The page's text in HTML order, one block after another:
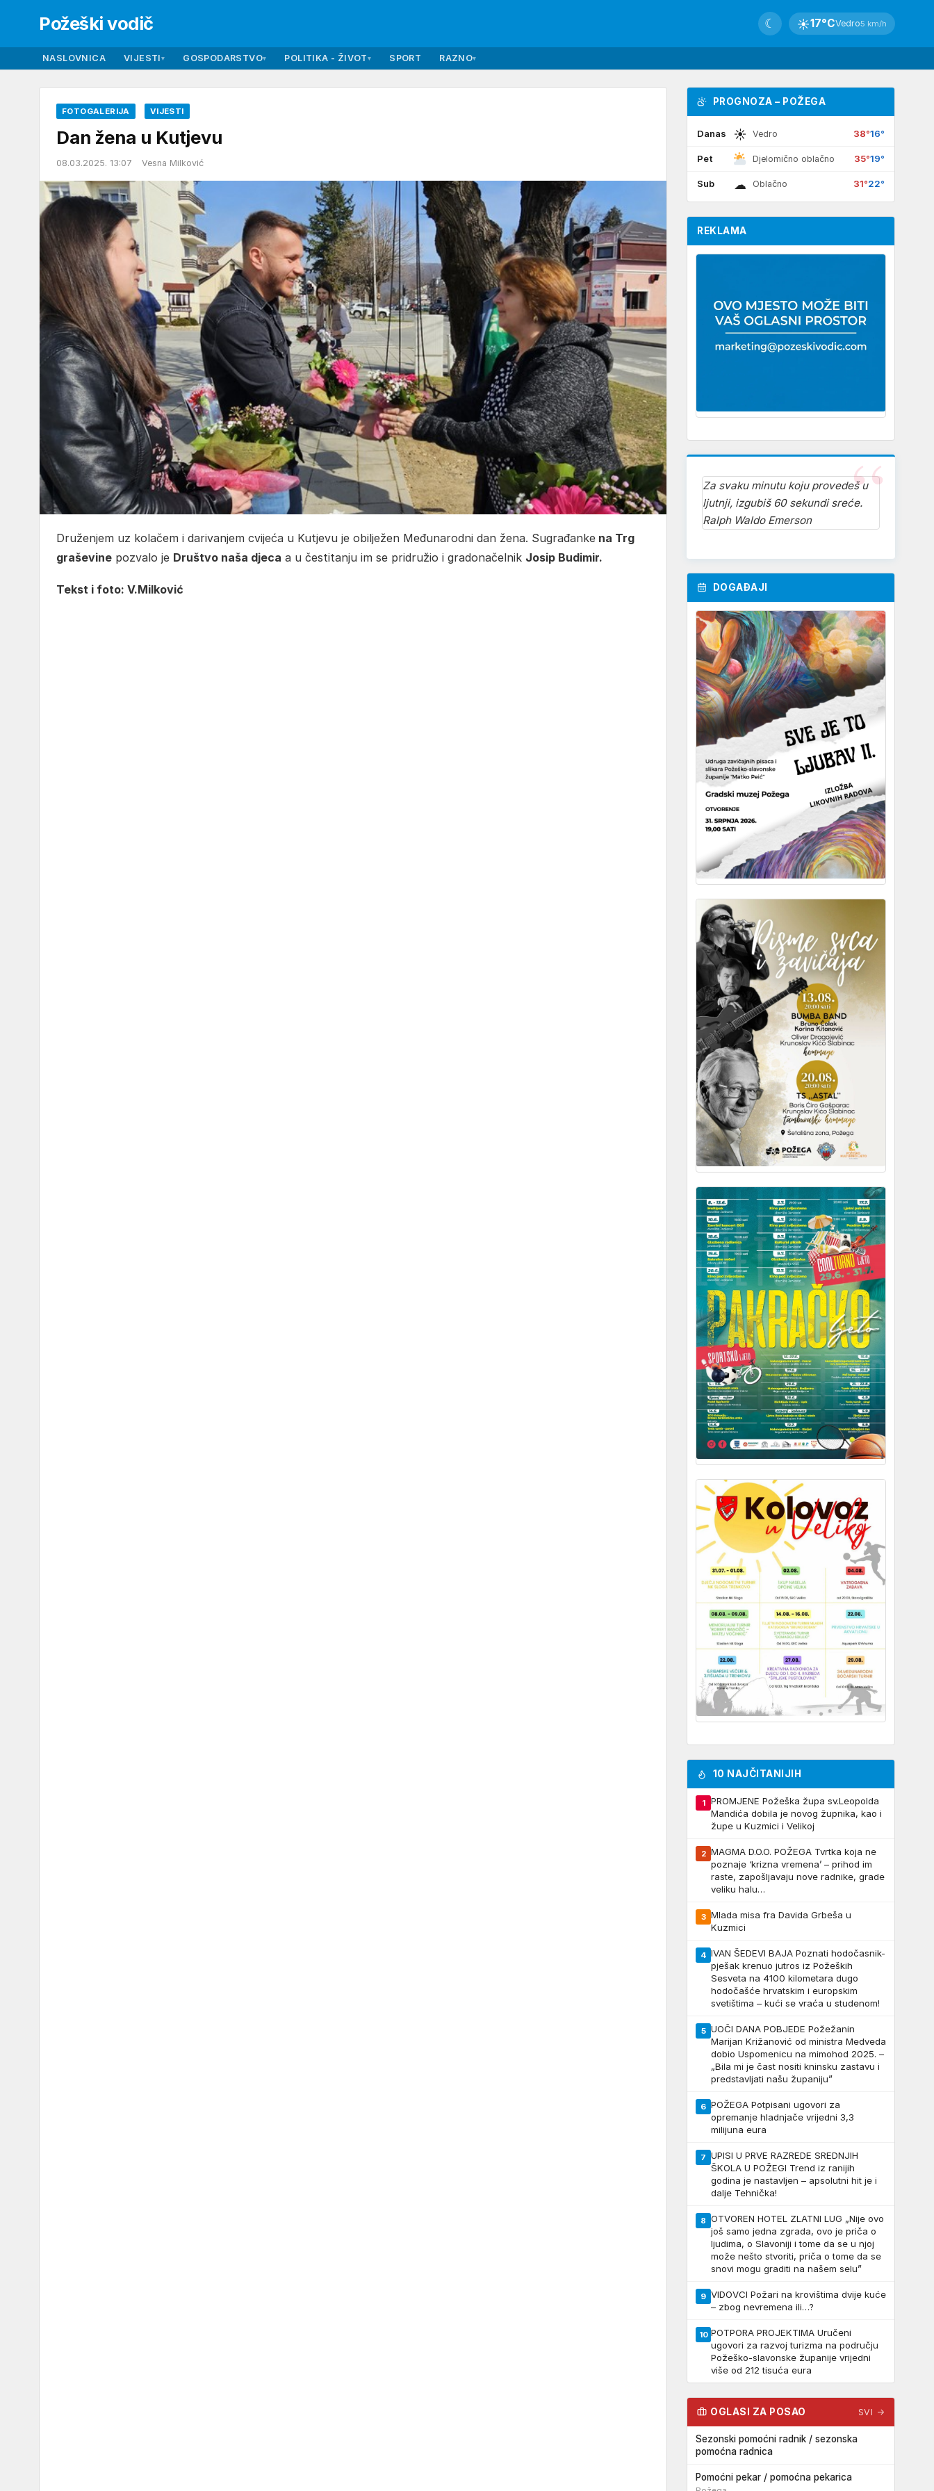
Požeški vodič ☀17°CVedro5 km/h
☾
NASLOVNICA VIJESTI▾ GOSPODARSTVO▾ POLITIKA - ŽIVOT▾ SPORT RAZNO▾
FOTOGALERIJA VIJESTI
Dan žena u Kutjevu
08.03.2025. 13:07 Vesna Milković
Druženjem uz kolačem i darivanjem cvijeća u Kutjevu je obilježen Međunarodni dan žena. Sugrađanke na Trg
graševine pozvalo je Društvo naša djeca a u čestitanju im se pridružio i gradonačelnik Josip Budimir.
Tekst i foto: V.Milković
PROGNOZA – POŽEGA
Danas ☀ Vedro 38°16°
Pet Djelomično oblačno 35°19°
Sub ☁ Oblačno 31°22°
REKLAMA
Za svaku minutu koju provedeš u
ljutnji, izgubiš 60 sekundi sreće.
Ralph Waldo Emerson
DOGAĐAJI
10 NAJČITANIJIH
1
PROMJENE Požeška župa sv.Leopolda
Mandića dobila je novog župnika, kao i
župe u Kuzmici i Velikoj
2 MAGMA D.O.O. POŽEGA Tvrtka koja ne
poznaje ‘krizna vremena’ – prihod im
raste, zapošljavaju nove radnike, grade
veliku halu…
3 Mlada misa fra Davida Grbeša u
Kuzmici
4 IVAN ŠEDEVI BAJA Poznati hodočasnik-
pješak krenuo jutros iz Požeških
Sesveta na 4100 kilometara dugo
hodočašće hrvatskim i europskim
svetištima – kući se vraća u studenom!
5 UOČI DANA POBJEDE Požežanin
Marijan Križanović od ministra Medveda
dobio Uspomenicu na mimohod 2025. –
„Bila mi je čast nositi kninsku zastavu i
predstavljati našu županiju”
6 POŽEGA Potpisani ugovori za
opremanje hladnjače vrijedni 3,3
milijuna eura
7 UPISI U PRVE RAZREDE SREDNJIH
ŠKOLA U POŽEGI Trend iz ranijih
godina je nastavljen – apsolutni hit je i
dalje Tehnička!
8 OTVOREN HOTEL ZLATNI LUG „Nije ovo
još samo jedna zgrada, ovo je priča o
ljudima, o Slavoniji i tome da se u njoj
može nešto stvoriti, priča o tome da se
snovi mogu graditi na našem selu”
9 VIDOVCI Požari na krovištima dvije kuće
– zbog nevremena ili…?
10 POTPORA PROJEKTIMA Uručeni
ugovori za razvoj turizma na području
Požeško-slavonske županije vrijedni
više od 212 tisuća eura
OGLASI ZA POSAO SVI →
Sezonski pomoćni radnik / sezonska
pomoćna radnica
Pomoćni pekar / pomoćna pekarica